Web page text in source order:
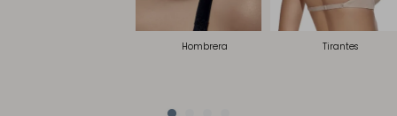
Hombrera Tirantes